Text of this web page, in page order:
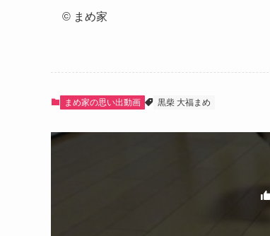
© まめ家
まめ家の思い出動画 黒柴 大福まめ